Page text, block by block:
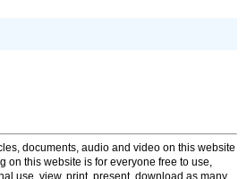
documents, audio and video on this website
on this website is for everyone free to use,
use, view, print, present, download as many